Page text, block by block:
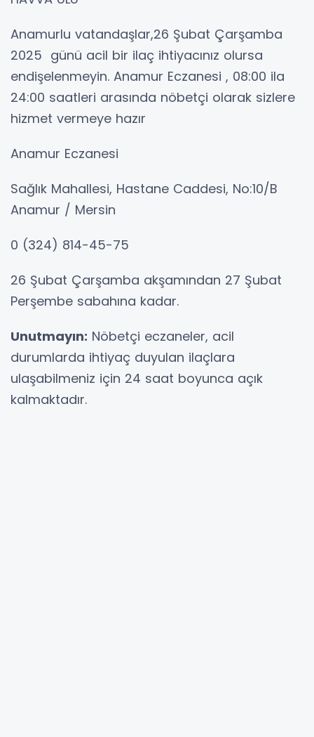
Anamurlu vatandaşlar,26 Şubat Çarşamba
2025 günü acil bir ilaç ihtiyacınız olursa
endişelenmeyin. Anamur Eczanesi , 08:00 ila
24:00 saatleri arasında nöbetçi olarak sizlere
hizmet vermeye hazır
Anamur Eczanesi
Sağlık Mahallesi, Hastane Caddesi, No:10/B
Anamur / Mersin
0 (324) 814-45-75
26 Şubat Çarşamba akşamından 27 Şubat
Perşembe sabahına kadar.
Unutmayın: Nöbetçi eczaneler, acil
durumlarda ihtiyaç duyulan ilaçlara
ulaşabilmeniz için 24 saat boyunca açık
kalmaktadır.